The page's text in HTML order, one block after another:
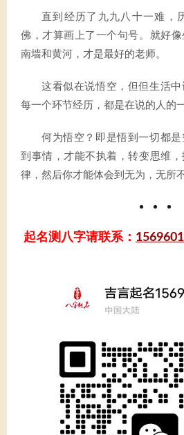
直到经历了九九八十一难，
佛，才算画上了一个句号。就好像
南墙和黄河，才是最好的老师。
这看似在说悟空，但但生活中
每一个环节经历，都是在说的人的
何为悟空？即是悟到一切都
到事情，才能不执着，转变思维
律，然后你才能体会到无为，无所
起名测八字请联系：